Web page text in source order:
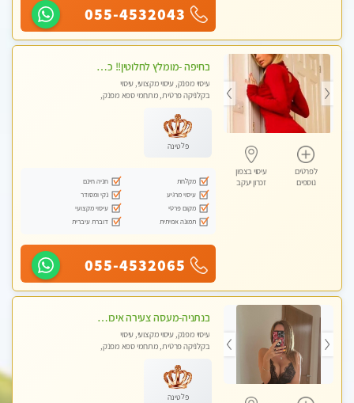
055-4532043
לפרטים
נוספים
עיסוי בצפון
זכרון יעקב
בחיפה -מומלץ לחלוטין!! כל סוגי העיסויים מעסה מקצועית ואיכותית פרטי!!!
עיסוי מפנק, עיסוי מקצועי, עיסוי
בקלניקה פרטית, מתחמי ספא מפנק,
טנטרה
פלטינה
מקלחת
חניה חינם
עיסוי מרגיע
נקי ומסודר
מקום פרטי
עיסוי מקצועי
תמונה אמיתית
דוברת עיברית
055-4532065
בנתניה-מעסה צעירה איכותית וקלאסית מזמינה אותך לעיסוי נעים מפנק ומרגיע
עיסוי מפנק, עיסוי מקצועי, עיסוי
בקלניקה פרטית, מתחמי ספא מפנק,
פלטינה